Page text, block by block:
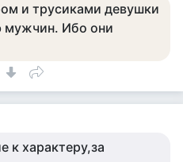
и трусиками девушки
мужчин. Ибо они
к характеру,за